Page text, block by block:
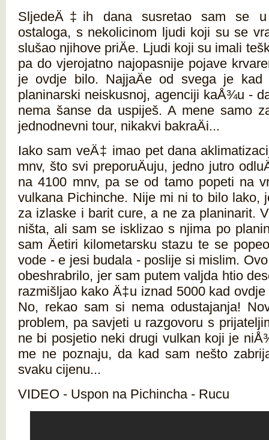
SljedeÄ‡ih dana susretao sam se u
ostaloga, s nekolicinom ljudi koji su se
slušao njihove priÄe. Ljudi koji su imali
pa do vjerojatno najopasnije pojave
je ovdje bilo. NajjaÄe od svega je
planinarski neiskusnoj, agenciji kaÅ¾u -
nema šanse da uspiješ. A mene samo
jednodnevni tour, nikakvi bakraÄi...
Iako sam veÄ‡ imao pet dana
mnv, što svi preporuÄuju, jedno jutro
na 4100 mnv, pa se od tamo popeti na
vulkana Pichinche. Nije mi ni to bilo lako,
za izlaske i barit cure, a ne za planinarit.
ništa, ali sam se isklizao s njima po
sam Äetiri kilometarsku stazu te se
vode - e jesi budala - poslije si mislim.
obeshrabrilo, jer sam putem valjda htio
razmišljao kako Ä‡u iznad 5000 kad
No, rekao sam si nema odustajanja!
problem, pa savjeti u razgovoru s
ne bi posjetio neki drugi vulkan koji je
me ne poznaju, da kad sam nešto
svaku cijenu...
VIDEO - Uspon na Pichincha - Rucu